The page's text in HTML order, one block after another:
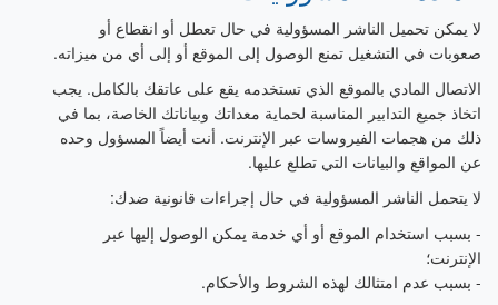
لا يمكن تحميل الناشر المسؤولية في حال تعطل أو انقطاع أو
صعوبات في التشغيل تمنع الوصول إلى الموقع أو إلى أي من ميزاته.
الاتصال المادي بالموقع الذي تستخدمه يقع على عاتقك بالكامل. يجب
اتخاذ جميع التدابير المناسبة لحماية معداتك وبياناتك الخاصة، بما في
ذلك من هجمات الفيروسات عبر الإنترنت. أنت أيضاً المسؤول وحده
عن المواقع والبيانات التي تطلع عليها.
لا يتحمل الناشر المسؤولية في حال إجراءات قانونية ضدك:
- بسبب استخدام الموقع أو أي خدمة يمكن الوصول إليها عبر
الإنترنت؛
- بسبب عدم امتثالك لهذه الشروط والأحكام.